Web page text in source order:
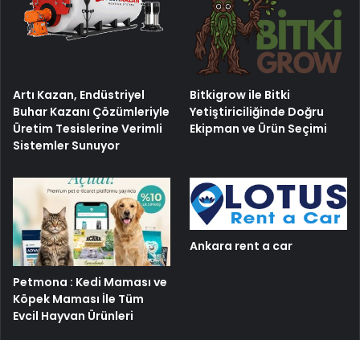
Artı Kazan, Endüstriyel
Buhar Kazanı Çözümleriyle
Üretim Tesislerine Verimli
Sistemler Sunuyor
Bitkigrow ile Bitki
Yetiştiriciliğinde Doğru
Ekipman ve Ürün Seçimi
Petmona : Kedi Maması ve
Köpek Maması İle Tüm
Evcil Hayvan Ürünleri
Ankara rent a car